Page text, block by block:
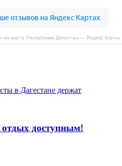
на карте Республики Дагестан — Яндекс Карты
отдых доступным!